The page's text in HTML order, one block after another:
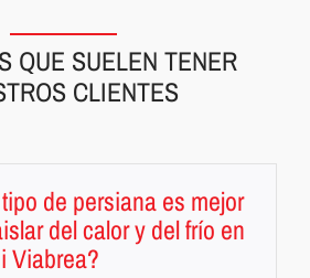
QUE SUELEN TENER
CLIENTES
de persiana es mejor
del calor y del frío en
Viabrea?